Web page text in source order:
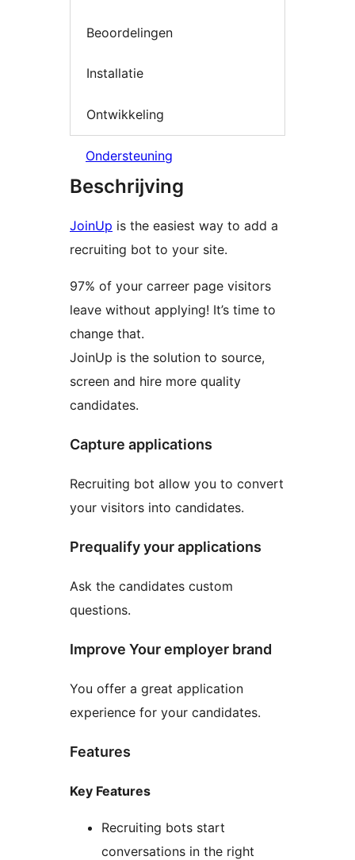
Beoordelingen
Installatie
Ontwikkeling
Ondersteuning
Beschrijving
JoinUp is the easiest way to add a
recruiting bot to your site.
97% of your carreer page visitors
leave without applying! It’s time to
change that.
JoinUp is the solution to source,
screen and hire more quality
candidates.
Capture applications
Recruiting bot allow you to convert
your visitors into candidates.
Prequalify your applications
Ask the candidates custom
questions.
Improve Your employer brand
You offer a great application
experience for your candidates.
Features
Key Features
Recruiting bots start
conversations in the right